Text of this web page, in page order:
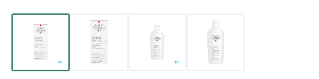
View larger imageView larger imageView larger image